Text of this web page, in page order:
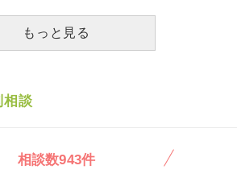
かったことがあり、当時のお寺に最近
ざいません。 教えていただけると幸
が多かったから？） 4)お線香を2本あ
よろしくお願いします。
もっと見る
談
相談数943件